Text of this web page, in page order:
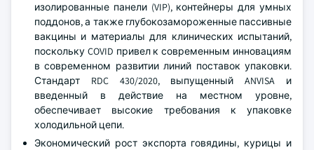
изолированные панели (VIP), контейнеры для умных
поддонов, а также глубокозамороженные пассивные
вакцины и материалы для клинических испытаний,
поскольку COVID привел к современным инновациям
в современном развитии линий поставок упаковки.
Стандарт RDC 430/2020, выпущенный ANVISA и
введенный в действие на местном уровне,
обеспечивает высокие требования к упаковке
холодильной цепи.
Экономический рост экспорта говядины, курицы и